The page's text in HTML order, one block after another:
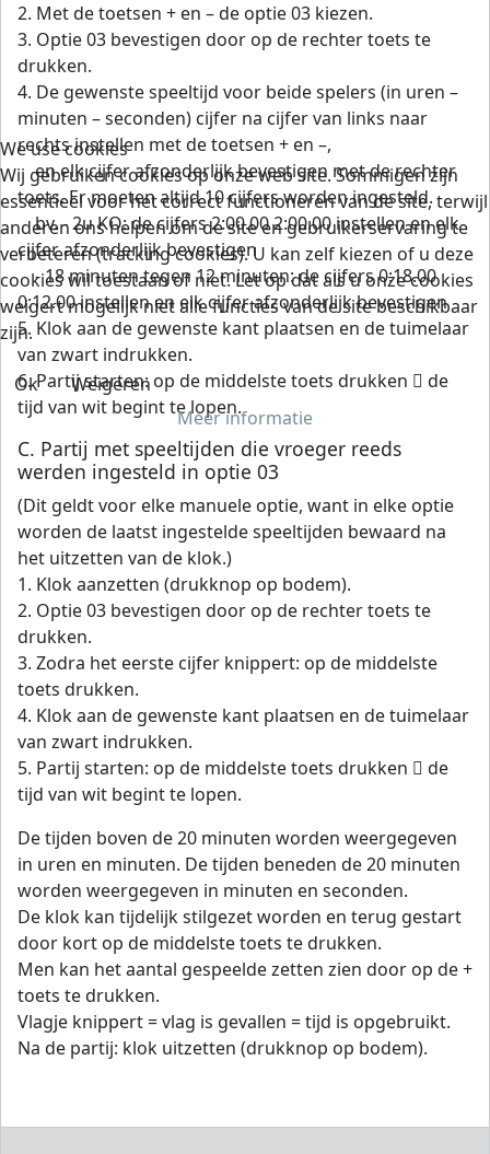
2. Met de toetsen + en – de optie 03 kiezen.
3. Optie 03 bevestigen door op de rechter toets te
drukken.
4. De gewenste speeltijd voor beide spelers (in uren –
minuten – seconden) cijfer na cijfer van links naar
rechts instellen met de toetsen + en –,
en elk cijfer afzonderlijk bevestigen met de rechter
toets. Er moeten altijd 10 cijfers worden ingesteld.
bv. - 2u KO: de cijfers 2:00.00 2:00.00 instellen en elk
cijfer afzonderlijk bevestigen
- 18 minuten tegen 12 minuten: de cijfers 0:18.00
0:12.00 instellen en elk cijfer afzonderlijk bevestigen
5. Klok aan de gewenste kant plaatsen en de tuimelaar
van zwart indrukken.
6. Partij starten: op de middelste toets drukken  de
tijd van wit begint te lopen.
C. Partij met speeltijden die vroeger reeds
werden ingesteld in optie 03
(Dit geldt voor elke manuele optie, want in elke optie
worden de laatst ingestelde speeltijden bewaard na
het uitzetten van de klok.)
1. Klok aanzetten (drukknop op bodem).
2. Optie 03 bevestigen door op de rechter toets te
drukken.
3. Zodra het eerste cijfer knippert: op de middelste
toets drukken.
4. Klok aan de gewenste kant plaatsen en de tuimelaar
van zwart indrukken.
5. Partij starten: op de middelste toets drukken  de
tijd van wit begint te lopen.
De tijden boven de 20 minuten worden weergegeven
in uren en minuten. De tijden beneden de 20 minuten
worden weergegeven in minuten en seconden.
De klok kan tijdelijk stilgezet worden en terug gestart
door kort op de middelste toets te drukken.
Men kan het aantal gespeelde zetten zien door op de +
toets te drukken.
Vlagje knippert = vlag is gevallen = tijd is opgebruikt.
Na de partij: klok uitzetten (drukknop op bodem).
We use cookies
Wij gebruiken cookies op onze web site. Sommigen zijn
essentieel voor het correct functioneren van de site, terwijl
anderen ons helpen om de site en gebruikerservaring te
verbeteren (tracking cookies). U kan zelf kiezen of u deze
cookies wil toestaan of niet. Let op dat als u onze cookies
weigert mogelijk niet alle functies van de site beschikbaar
zijn.
Ok
Weigeren
Meer informatie